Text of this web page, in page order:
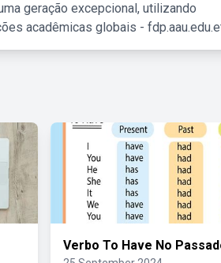
geração excepcional, utilizando
acadêmicas globais -
Verbo To Have No